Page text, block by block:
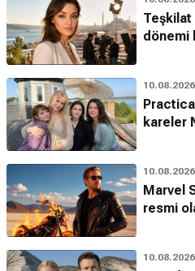
Teşkilat
dönemi
10.08.2026
kareler
10.08.2026
Marvel
resmi
10.08.2026